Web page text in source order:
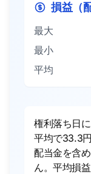
損益（
最大
最小
平均
権利落ち日
平均で33.3
配当金を含
ん。平均損